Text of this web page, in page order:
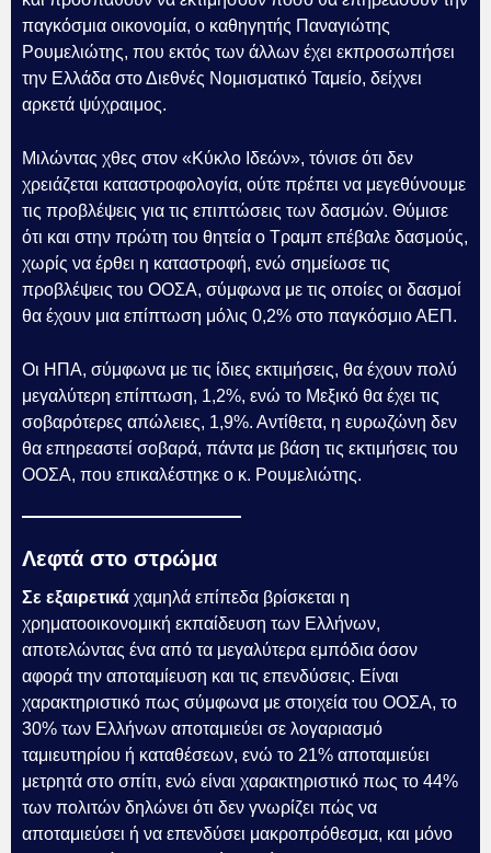
παγκόσμια οικονομία, ο καθηγητής Παναγιώτης
Ρουμελιώτης, που εκτός των άλλων έχει εκπροσωπήσει
την Ελλάδα στο Διεθνές Νομισματικό Ταμείο, δείχνει
αρκετά ψύχραιμος.
Μιλώντας χθες στον «Κύκλο Ιδεών», τόνισε ότι δεν
χρειάζεται καταστροφολογία, ούτε πρέπει να μεγεθύνουμε
τις προβλέψεις για τις επιπτώσεις των δασμών. Θύμισε
ότι και στην πρώτη του θητεία ο Τραμπ επέβαλε δασμούς,
χωρίς να έρθει η καταστροφή, ενώ σημείωσε τις
προβλέψεις του ΟΟΣΑ, σύμφωνα με τις οποίες οι δασμοί
θα έχουν μια επίπτωση μόλις 0,2% στο παγκόσμιο ΑΕΠ.
Οι ΗΠΑ, σύμφωνα με τις ίδιες εκτιμήσεις, θα έχουν πολύ
μεγαλύτερη επίπτωση, 1,2%, ενώ το Μεξικό θα έχει τις
σοβαρότερες απώλειες, 1,9%. Αντίθετα, η ευρωζώνη δεν
θα επηρεαστεί σοβαρά, πάντα με βάση τις εκτιμήσεις του
ΟΟΣΑ, που επικαλέστηκε ο κ. Ρουμελιώτης.
Λεφτά στο στρώμα
Σε εξαιρετικά χαμηλά επίπεδα βρίσκεται η
χρηματοοικονομική εκπαίδευση των Ελλήνων,
αποτελώντας ένα από τα μεγαλύτερα εμπόδια όσον
αφορά την αποταμίευση και τις επενδύσεις. Είναι
χαρακτηριστικό πως σύμφωνα με στοιχεία του ΟΟΣΑ, το
30% των Ελλήνων αποταμιεύει σε λογαριασμό
ταμιευτηρίου ή καταθέσεων, ενώ το 21% αποταμιεύει
μετρητά στο σπίτι, ενώ είναι χαρακτηριστικό πως το 44%
των πολιτών δηλώνει ότι δεν γνωρίζει πώς να
αποταμιεύσει ή να επενδύσει μακροπρόθεσμα, και μόνο